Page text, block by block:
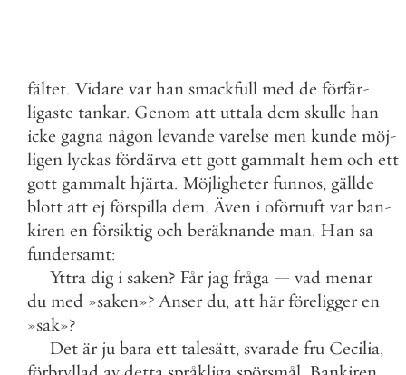
fältet. Vidare var han smackfull med de förfär-
ligaste tankar. Genom att uttala dem skulle han
icke gagna någon levande varelse men kunde möj-
ligen lyckas fördärva ett gott gammalt hem och ett
gott gammalt hjärta. Möjligheter funnos, gällde
blott att ej förspilla dem. Även i oförnuft var ban-
kiren en försiktig och beräknande man. Han sa
fundersamt:
Yttra dig i saken? Får jag fråga — vad menar
du med »saken»? Anser du, att här föreligger en
»sak»?
Det är ju bara ett talesätt, svarade fru Cecilia,